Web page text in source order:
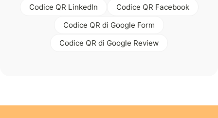
Codice QR LinkedIn
Codice QR Facebook
Codice QR di Google Form
Codice QR di Google Review